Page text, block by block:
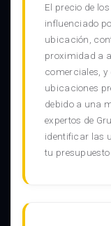
El precio de
influenciado
ubicación,
proximidad a
comerciales,
ubicaciones
debido a una
expertos de
identificar las
tu